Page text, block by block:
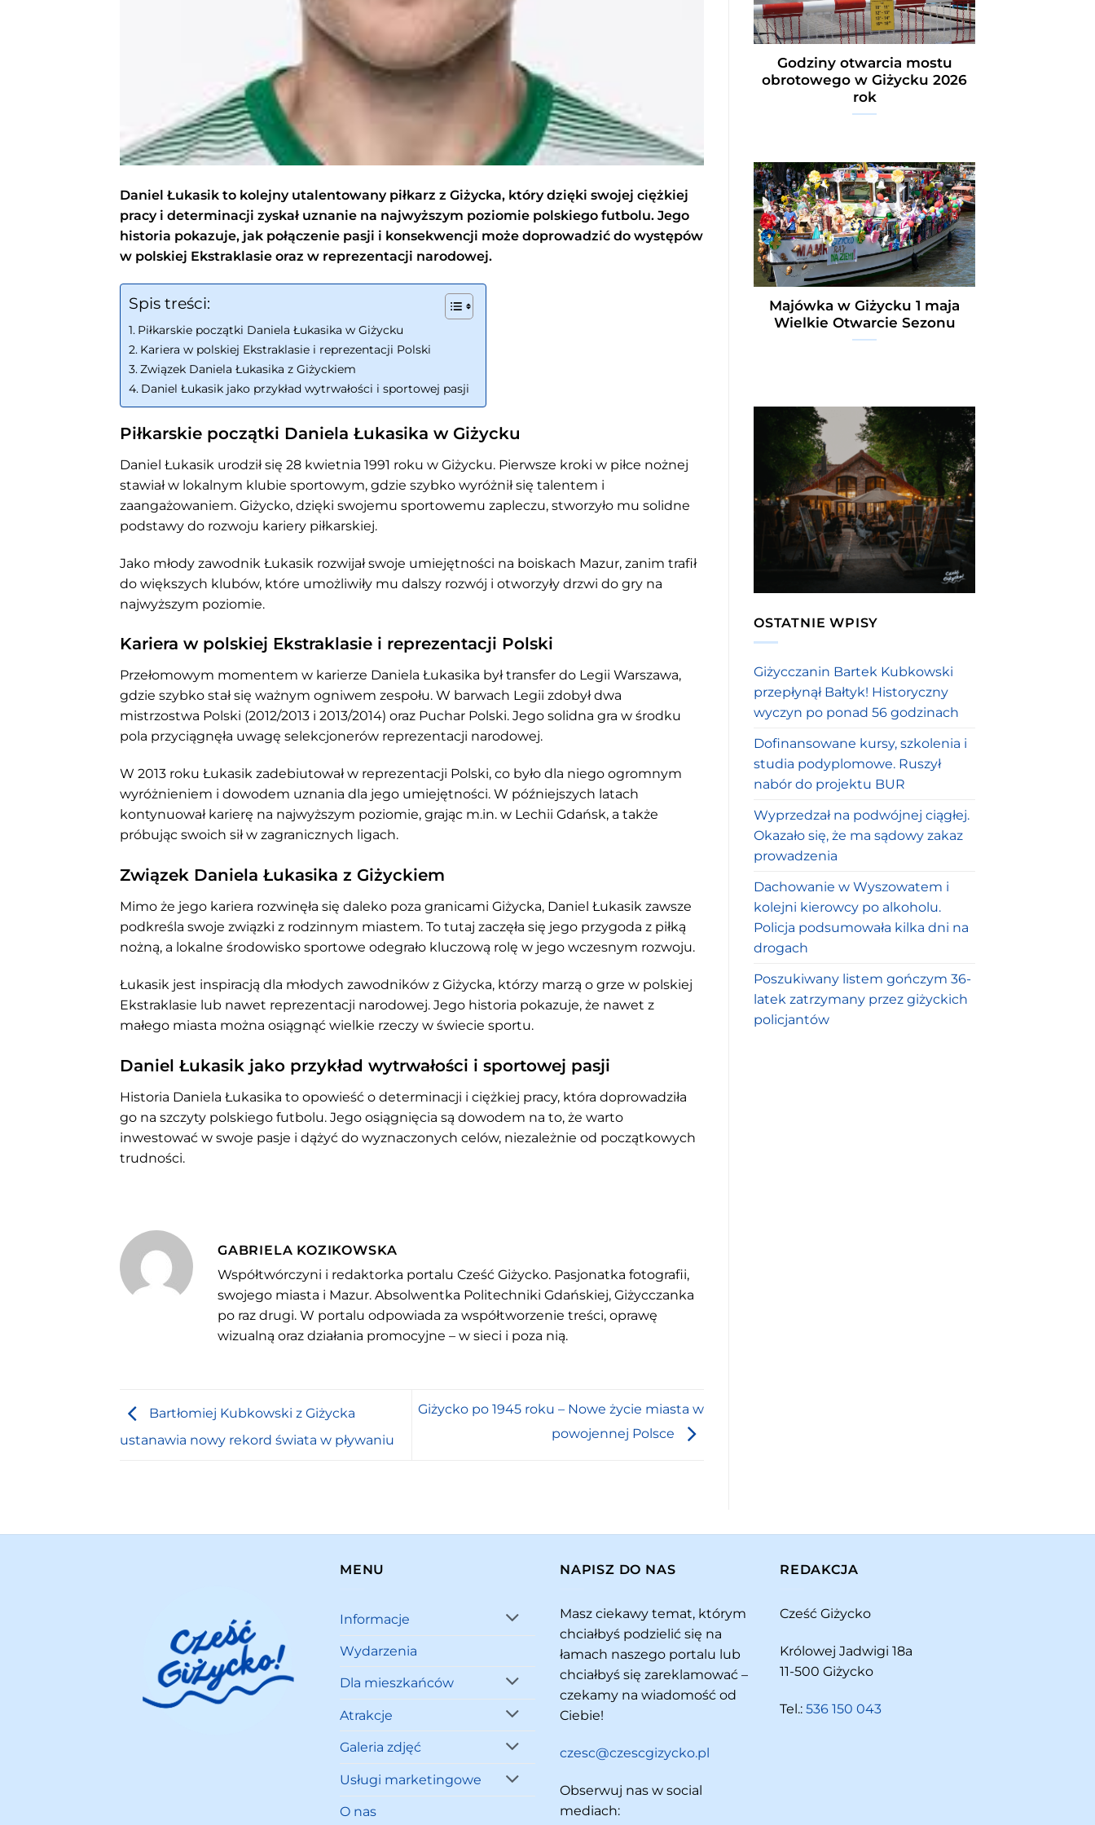
Daniel Łukasik to kolejny utalentowany piłkarz z Giżycka, który dzięki swojej ciężkiej
pracy i determinacji zyskał uznanie na najwyższym poziomie polskiego futbolu. Jego
historia pokazuje, jak połączenie pasji i konsekwencji może doprowadzić do występów
w polskiej Ekstraklasie oraz w reprezentacji narodowej.
Spis treści:
Piłkarskie początki Daniela Łukasika w Giżycku
Kariera w polskiej Ekstraklasie i reprezentacji Polski
Związek Daniela Łukasika z Giżyckiem
Daniel Łukasik jako przykład wytrwałości i sportowej pasji
Piłkarskie początki Daniela Łukasika w Giżycku
Daniel Łukasik urodził się 28 kwietnia 1991 roku w Giżycku. Pierwsze kroki w piłce nożnej
stawiał w lokalnym klubie sportowym, gdzie szybko wyróżnił się talentem i
zaangażowaniem. Giżycko, dzięki swojemu sportowemu zapleczu, stworzyło mu solidne
podstawy do rozwoju kariery piłkarskiej.
Jako młody zawodnik Łukasik rozwijał swoje umiejętności na boiskach Mazur, zanim trafił
do większych klubów, które umożliwiły mu dalszy rozwój i otworzyły drzwi do gry na
najwyższym poziomie.
Kariera w polskiej Ekstraklasie i reprezentacji Polski
Przełomowym momentem w karierze Daniela Łukasika był transfer do Legii Warszawa,
gdzie szybko stał się ważnym ogniwem zespołu. W barwach Legii zdobył dwa
mistrzostwa Polski (2012/2013 i 2013/2014) oraz Puchar Polski. Jego solidna gra w środku
pola przyciągnęła uwagę selekcjonerów reprezentacji narodowej.
W 2013 roku Łukasik zadebiutował w reprezentacji Polski, co było dla niego ogromnym
wyróżnieniem i dowodem uznania dla jego umiejętności. W późniejszych latach
kontynuował karierę na najwyższym poziomie, grając m.in. w Lechii Gdańsk, a także
próbując swoich sił w zagranicznych ligach.
Związek Daniela Łukasika z Giżyckiem
Mimo że jego kariera rozwinęła się daleko poza granicami Giżycka, Daniel Łukasik zawsze
podkreśla swoje związki z rodzinnym miastem. To tutaj zaczęła się jego przygoda z piłką
nożną, a lokalne środowisko sportowe odegrało kluczową rolę w jego wczesnym rozwoju.
Łukasik jest inspiracją dla młodych zawodników z Giżycka, którzy marzą o grze w polskiej
Ekstraklasie lub nawet reprezentacji narodowej. Jego historia pokazuje, że nawet z
małego miasta można osiągnąć wielkie rzeczy w świecie sportu.
Daniel Łukasik jako przykład wytrwałości i sportowej pasji
Historia Daniela Łukasika to opowieść o determinacji i ciężkiej pracy, która doprowadziła
go na szczyty polskiego futbolu. Jego osiągnięcia są dowodem na to, że warto
inwestować w swoje pasje i dążyć do wyznaczonych celów, niezależnie od początkowych
trudności.
GABRIELA KOZIKOWSKA
Współtwórczyni i redaktorka portalu Cześć Giżycko. Pasjonatka fotografii,
swojego miasta i Mazur. Absolwentka Politechniki Gdańskiej, Giżycczanka
po raz drugi. W portalu odpowiada za współtworzenie treści, oprawę
wizualną oraz działania promocyjne – w sieci i poza nią.
Bartłomiej Kubkowski z Giżycka
ustanawia nowy rekord świata w pływaniu
Giżycko po 1945 roku – Nowe życie miasta w
powojennej Polsce
Godziny otwarcia mostu
obrotowego w Giżycku 2026
rok
Majówka w Giżycku 1 maja
Wielkie Otwarcie Sezonu
OSTATNIE WPISY
Giżycczanin Bartek Kubkowski
przepłynął Bałtyk! Historyczny
wyczyn po ponad 56 godzinach
Dofinansowane kursy, szkolenia i
studia podyplomowe. Ruszył
nabór do projektu BUR
Wyprzedzał na podwójnej ciągłej.
Okazało się, że ma sądowy zakaz
prowadzenia
Dachowanie w Wyszowatem i
kolejni kierowcy po alkoholu.
Policja podsumowała kilka dni na
drogach
Poszukiwany listem gończym 36-
latek zatrzymany przez giżyckich
policjantów
MENU
Informacje
Wydarzenia
Dla mieszkańców
Atrakcje
Galeria zdjęć
Usługi marketingowe
O nas
NAPISZ DO NAS
Masz ciekawy temat, którym
chciałbyś podzielić się na
łamach naszego portalu lub
chciałbyś się zareklamować –
czekamy na wiadomość od
Ciebie!
czesc@czescgizycko.pl
Obserwuj nas w social
mediach:
REDAKCJA
Cześć Giżycko
Królowej Jadwigi 18a
11-500 Giżycko
Tel.: 536 150 043